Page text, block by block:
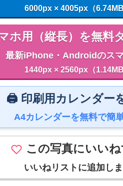
6000px × 4005px（6.74MB
ホ用（縦長）を無料
最新iPhone・Androidのス
1440px × 2560px（1.14MB
🖨️ 印刷用カレンダー
A4カレンダーを無料で簡
この写真にいいね
いいねリストに追加し